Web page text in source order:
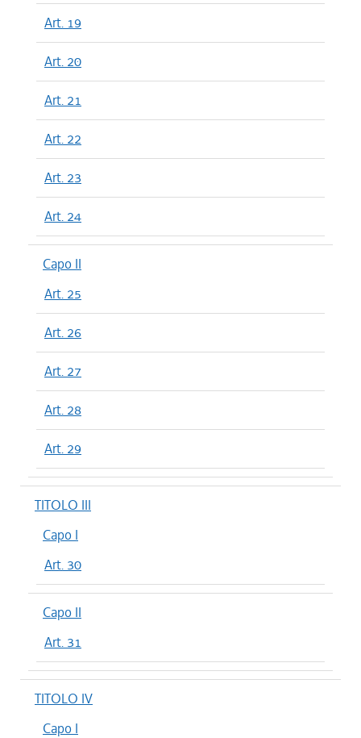
Art. 19
Art. 20
Art. 21
Art. 22
Art. 23
Art. 24
Capo II
Art. 25
Art. 26
Art. 27
Art. 28
Art. 29
TITOLO III
Capo I
Art. 30
Capo II
Art. 31
TITOLO IV
Capo I